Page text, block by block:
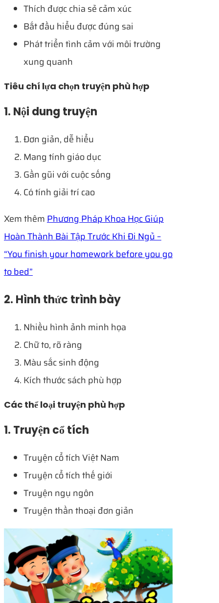
Thích được chia sẻ cảm xúc
Bắt đầu hiểu được đúng sai
Phát triển tình cảm với môi trường
xung quanh
Tiêu chí lựa chọn truyện phù hợp
1. Nội dung truyện
Đơn giản, dễ hiểu
Mang tính giáo dục
Gần gũi với cuộc sống
Có tính giải trí cao
Xem thêmPhương Pháp Khoa Học Giúp
Hoàn Thành Bài Tập Trước Khi Đi Ngủ –
“You finish your homework before you go
to bed”
2. Hình thức trình bày
Nhiều hình ảnh minh họa
Chữ to, rõ ràng
Màu sắc sinh động
Kích thước sách phù hợp
Các thể loại truyện phù hợp
1. Truyện cổ tích
Truyện cổ tích Việt Nam
Truyện cổ tích thế giới
Truyện ngụ ngôn
Truyện thần thoại đơn giản